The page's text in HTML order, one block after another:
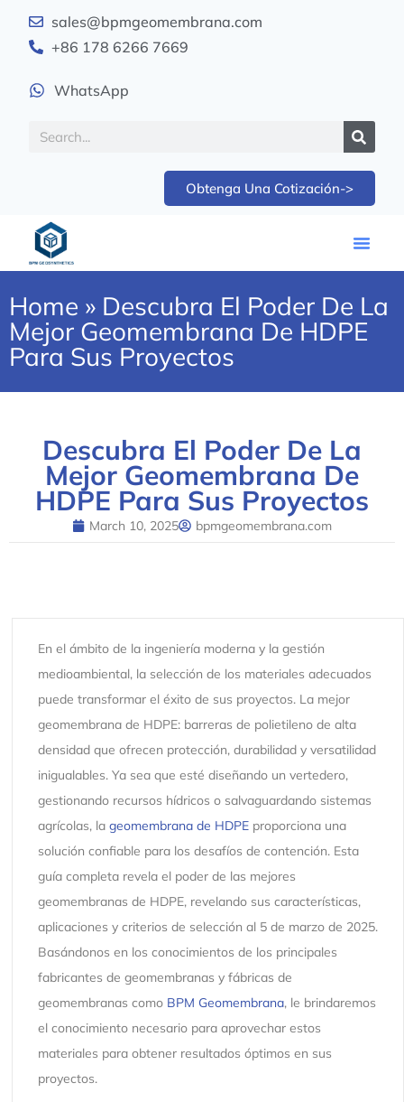
sales@bpmgeomembrana.com
+86 178 6266 7669
WhatsApp
Obtenga Una Cotización->
Home » Descubra El Poder De La
Mejor Geomembrana De HDPE
Para Sus Proyectos
Descubra El Poder De La
Mejor Geomembrana De
HDPE Para Sus Proyectos
March 10, 2025 bpmgeomembrana.com
En el ámbito de la ingeniería moderna y la gestión
medioambiental, la selección de los materiales adecuados
puede transformar el éxito de sus proyectos. La mejor
geomembrana de HDPE: barreras de polietileno de alta
densidad que ofrecen protección, durabilidad y versatilidad
inigualables. Ya sea que esté diseñando un vertedero,
gestionando recursos hídricos o salvaguardando sistemas
agrícolas, la geomembrana de HDPEproporciona una
solución confiable para los desafíos de contención. Esta
guía completa revela el poder de las mejores
geomembranas de HDPE, revelando sus características,
aplicaciones y criterios de selección al 5 de marzo de 2025.
Basándonos en los conocimientos de los principales
fabricantes de geomembranas y fábricas de
geomembranas como BPM Geomembrana, le brindaremos
el conocimiento necesario para aprovechar estos
materiales para obtener resultados óptimos en sus
proyectos.